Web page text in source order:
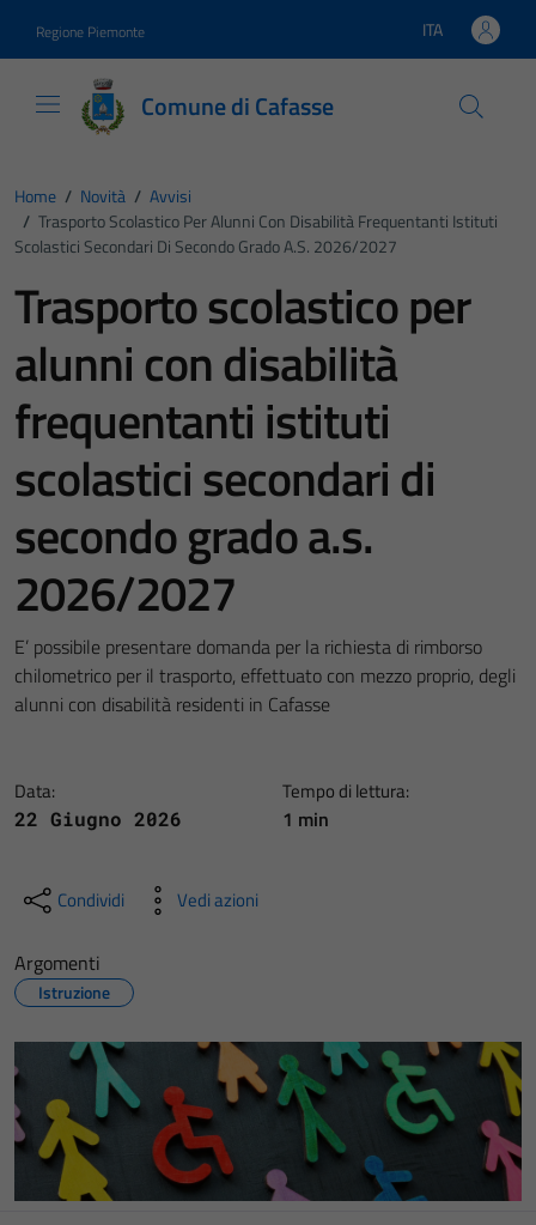
Regione Piemonte Lingua attiva:
ITA
Comune di Cafasse
Home / Novità / Avvisi
/ Trasporto Scolastico Per Alunni Con Disabilità Frequentanti Istituti
Scolastici Secondari Di Secondo Grado A.s. 2026/2027
Trasporto scolastico per
alunni con disabilità
frequentanti istituti
scolastici secondari di
secondo grado a.s.
2026/2027
E’ possibile presentare domanda per la richiesta di rimborso
chilometrico per il trasporto, effettuato con mezzo proprio, degli
alunni con disabilità residenti in Cafasse
Data:
22 Giugno 2026
Tempo di lettura:
1 min
Condividi Vedi azioni
Argomenti
Istruzione